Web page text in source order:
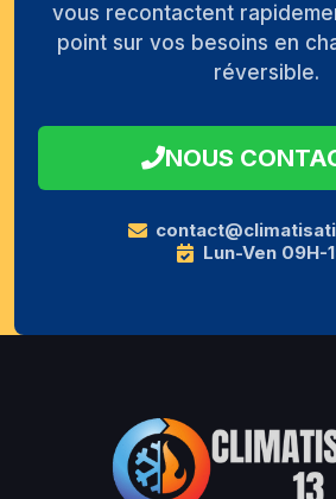
vous recontactent
point sur vos besoins en
réversible.
NOUS
Lun-Ven 09H-